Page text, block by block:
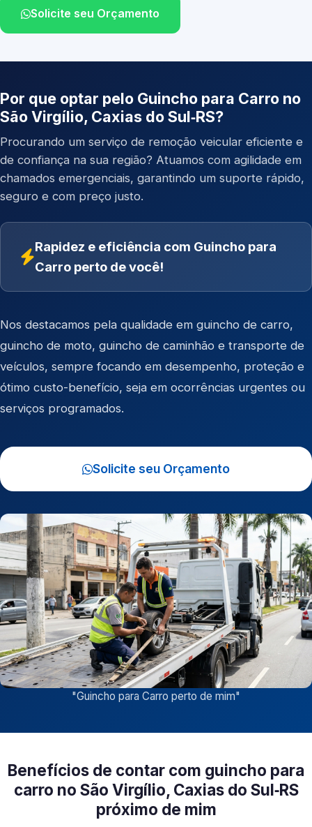
Solicite seu Orçamento
Por que optar pelo Guincho para Carro no
São Virgílio, Caxias do Sul‑RS?
Procurando um serviço de remoção veicular eficiente e
de confiança na sua região? Atuamos com agilidade em
chamados emergenciais, garantindo um suporte rápido,
seguro e com preço justo.
Rapidez e eficiência com Guincho para
Carro perto de você!
Nos destacamos pela qualidade em guincho de carro,
guincho de moto, guincho de caminhão e transporte de
veículos, sempre focando em desempenho, proteção e
ótimo custo-benefício, seja em ocorrências urgentes ou
serviços programados.
Solicite seu Orçamento
"Guincho para Carro perto de mim"
Benefícios de contar com guincho para
carro no São Virgílio, Caxias do Sul‑RS
próximo de mim